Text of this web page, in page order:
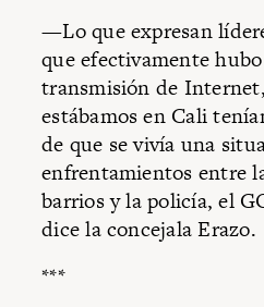
—Lo que expresan
que efectivamente
transmisión de
estábamos en Cali
de que se vivía una
enfrentamientos entre
barrios y la policía, el
dice la concejala Erazo.
***